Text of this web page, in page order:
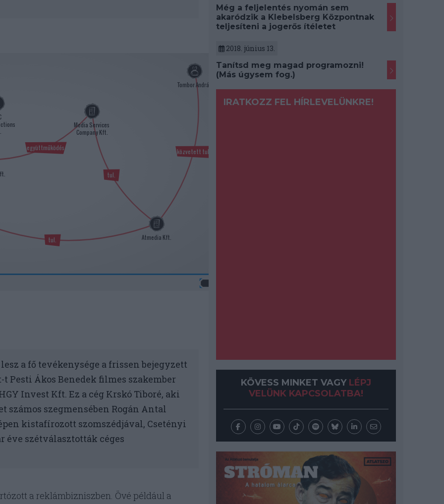
a fő tevékenysége a frissen bejegyzett
Pesti Ákos Benedek filmes szakember
Invest Kft. Ez a cég Krskó Tiboré, aki
szegmensében Rogán Antal
kistafírozott szomszédjával, Csetényi
éve szétválasztották céges
a reklámbizniszben. Övé például a
Még a feljelentés nyomán sem
akaródzik a Klebelsberg Központnak
teljesíteni a jogerős ítéletet
2018. június 13.
Tanítsd meg magad programozni!
(Más úgysem fog.)
IRATKOZZ FEL HÍRLEVELÜNKRE!
KÖVESS MINKET VAGY LÉPJ
VELÜNK KAPCSOLATBA!